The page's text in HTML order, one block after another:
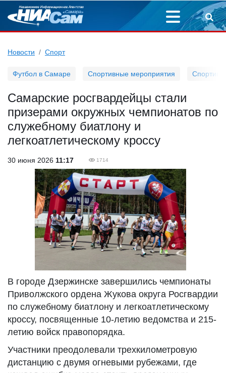
Новости Спорт
Футбол в Самаре Спортивные мероприятия
Самарские росгвардейцы стали
призерами окружных чемпионатов по
служебному биатлону и
легкоатлетическому кроссу
30 июня 2026 11:17 1714
В городе Дзержинске завершились чемпионаты
Приволжского ордена Жукова округа Росгвардии
по служебному биатлону и легкоатлетическому
кроссу, посвященные 10-летию ведомства и 215-
летию войск правопорядка.
Участники преодолевали трехкилометровую
дистанцию с двумя огневыми рубежами, где